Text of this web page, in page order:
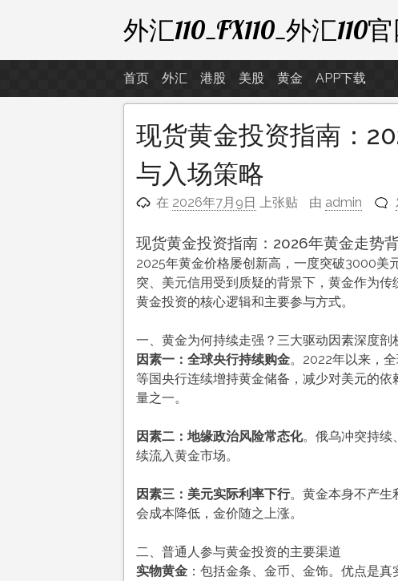
跳
至
内
容
外汇110_FX110_外汇
首页 外汇 港股 美股 黄金 APP下载
现货黄金投资指南：
与入场策略
在 2026年7月9日 上张贴 由 admin
现货黄金投资指南：2026年黄金走势
2025年黄金价格屡创新高，一度突破3000美
突、美元信用受到质疑的背景下，黄金作为
黄金投资的核心逻辑和主要参与方式。
一、黄金为何持续走强？三大驱动因素深度剖
因素一：全球央行持续购金。2022年以来，
等国央行连续增持黄金储备，减少对美元的
量之一。
因素二：地缘政治风险常态化。俄乌冲突持续
续流入黄金市场。
因素三：美元实际利率下行。黄金本身不产生
会成本降低，金价随之上涨。
二、普通人参与黄金投资的主要渠道
实物黄金：包括金条、金币、金饰。优点是